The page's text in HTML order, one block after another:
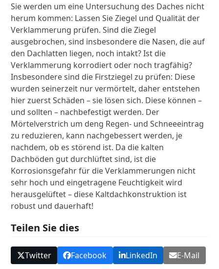
Sie werden um eine Untersuchung des Daches nicht
herum kommen: Lassen Sie Ziegel und Qualität der
Verklammerung prüfen. Sind die Ziegel
ausgebrochen, sind insbesondere die Nasen, die auf
den Dachlatten liegen, noch intakt? Ist die
Verklammerung korrodiert oder noch tragfähig?
Insbesondere sind die Firstziegel zu prüfen: Diese
wurden seinerzeit nur vermörtelt, daher entstehen
hier zuerst Schäden – sie lösen sich. Diese können –
und sollten – nachbefestigt werden. Der
Mörtelverstrich um deng Regen- und Schneeeintrag
zu reduzieren, kann nachgebessert werden, je
nachdem, ob es störend ist. Da die kalten
Dachböden gut durchlüftet sind, ist die
Korrosionsgefahr für die Verklammerungen nicht
sehr hoch und eingetragene Feuchtigkeit wird
herausgelüftet – diese Kaltdachkonstruktion ist
robust und dauerhaft!
Teilen Sie dies
Twitter Facebook LinkedIn E-Mail